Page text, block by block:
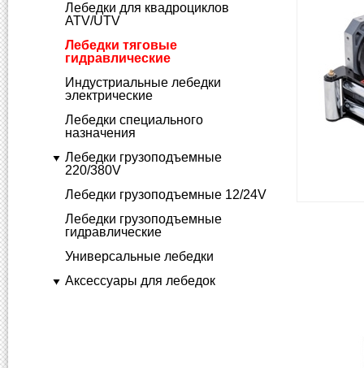
Лебедки для квадроциклов
ATV/UTV
Лебедки тяговые
гидравлические
Индустриальные лебедки
электрические
Лебедки специального
назначения
Лебедки грузоподъемные
220/380V
Лебедки грузоподъемные 12/24V
Лебедки грузоподъемные
гидравлические
Универсальные лебедки
Аксессуары для лебедок